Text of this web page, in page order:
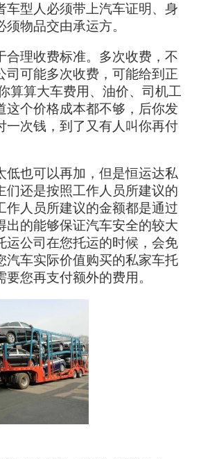
车型人必须带上汽车证明、身
物品交由承运方。
合理收费标准。多次收费，不
司可能多次收费，可能给到正
算算大车费用、油价、司机工
这个价格成本都不够，后你发
一次钱，到了又有人叫你再付
低也可以再加，但是恒运达私
们还是按照工作人员所建议的
作人员所建议的金额都是通过
出的能够保证汽车安全的较大
运公司在您托运的时候，会免
汽车实际价值购买的私家车托
您再支付额外的费用。